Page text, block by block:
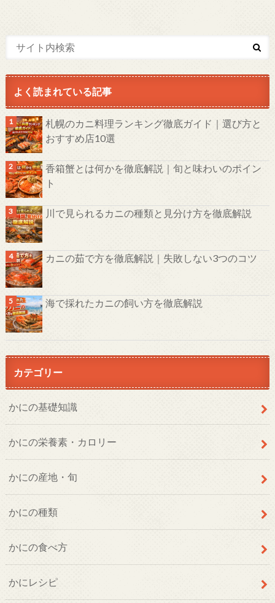
よく読まれている記事
札幌のカニ料理ランキング徹底ガイド｜選び方と
おすすめ店10選
香箱蟹とは何かを徹底解説｜旬と味わいのポイン
ト
川で見られるカニの種類と見分け方を徹底解説
カニの茹で方を徹底解説｜失敗しない3つのコツ
海で採れたカニの飼い方を徹底解説
カテゴリー
かにの基礎知識
かにの栄養素・カロリー
かにの産地・旬
かにの種類
かにの食べ方
かにレシピ